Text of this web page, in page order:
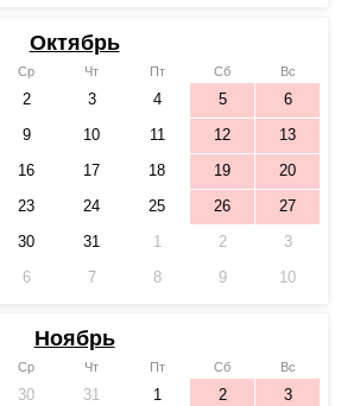
Октябрь
Ср Чт Пт Сб
Вс
2 3 4 5 6
9 10 11 12 13
16 17 18 19 20
23 24 25 26 27
30 31 1 2
3
6 7 8 9 10
Ноябрь
Ср Чт Пт Сб
Вс
30 31 1 2 3